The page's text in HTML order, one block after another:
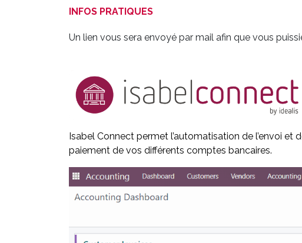
INFOS PRATIQUES
Un lien vous sera envoyé par mail afin que vous
Isabel Connect permet l’automatisation de l’envoi et
paiement de vos différents comptes bancaires.